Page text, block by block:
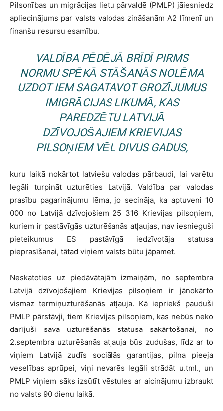
Pilsonības un migrācijas lietu pārvaldē (PMLP) jāiesniedz
apliecinājums par valsts valodas zināšanām A2 līmenī un
finanšu resursu esamību.
VALDĪBA PĒDĒJĀ BRĪDĪ PIRMS
NORMU SPĒKĀ STĀŠANĀS NOLĒMA
UZDOT IEM SAGATAVOT GROZĪJUMUS
IMIGRĀCIJAS LIKUMĀ, KAS
PAREDZĒTU LATVIJĀ
DZĪVOJOŠAJIEM KRIEVIJAS
PILSOŅIEM VĒL DIVUS GADUS,
kuru laikā nokārtot latviešu valodas pārbaudi, lai varētu
legāli turpināt uzturēties Latvijā. Valdība par valodas
prasību pagarinājumu lēma, jo secināja, ka aptuveni 10
000 no Latvijā dzīvojošiem 25 316 Krievijas pilsoņiem,
kuriem ir pastāvīgās uzturēšanās atļaujas, nav iesnieguši
pieteikumus ES pastāvīgā iedzīvotāja statusa
pieprasīšanai, tātad viņiem valsts būtu jāpamet.
Neskatoties uz piedāvātajām izmaiņām, no septembra
Latvijā dzīvojošajiem Krievijas pilsoņiem ir jānokārto
vismaz termiņuzturēšanās atļauja. Kā iepriekš pauduši
PMLP pārstāvji, tiem Krievijas pilsoņiem, kas nebūs neko
darījuši sava uzturēšanās statusa sakārtošanai, no
2.septembra uzturēšanās atļauja būs zudušas, līdz ar to
viņiem Latvijā zudīs sociālās garantijas, pilna pieeja
veselības aprūpei, viņi nevarēs legāli strādāt u.tml., un
PMLP viņiem sāks izsūtīt vēstules ar aicinājumu izbraukt
no valsts 90 dienu laikā.